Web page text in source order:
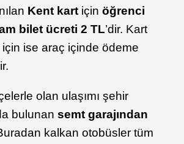
Kent kart için öğrenci
bilet ücreti 2 TL’dir. Kart
ise araç içinde ödeme
olan ulaşımı şehir
bulunan semt garajından
kalkan otobüsler tüm